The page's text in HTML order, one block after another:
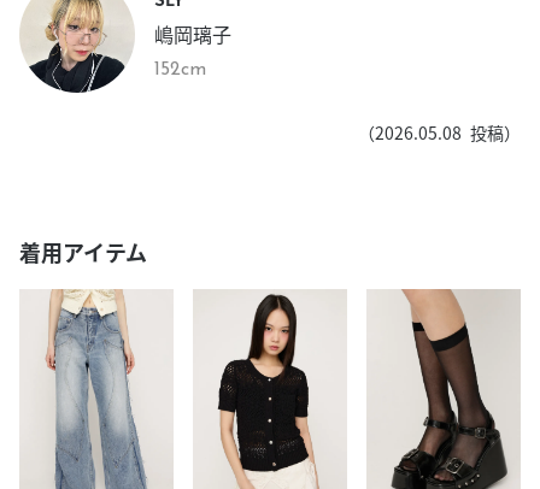
嶋岡璃子
152cm
（2026.05.08 投稿）
着用アイテム